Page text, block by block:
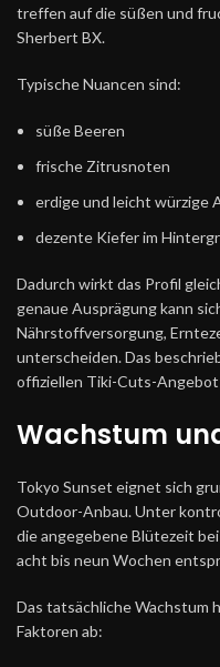
treffen auf die süßen und
Sherbert BX.
Typische Nuancen sind:
süße Beeren
frische Zitrusnoten
erdige und leicht würzige
dezente Kiefer im
Dadurch wirkt das Profil
genaue Ausprägung kann
Nährstoffversorgung,
unterscheiden. Das
offiziellen Tiki-Cuts-
Wachstum
Tokyo Sunset eignet sich
Outdoor-Anbau. Unter
die angegebene Blütezeit
acht bis neun Wochen
Das tatsächliche Wachstum
Faktoren ab: